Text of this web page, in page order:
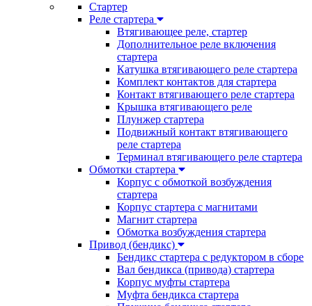
Стартер
Реле стартера
Втягивающее реле, стартер
Дополнительное реле включения
стартера
Катушка втягивающего реле стартера
Комплект контактов для стартера
Контакт втягивающего реле стартера
Крышка втягивающего реле
Плунжер стартера
Подвижный контакт втягивающего
реле стартера
Терминал втягивающего реле стартера
Обмотки стартера
Корпус с обмоткой возбуждения
стартера
Корпус стартера с магнитами
Магнит стартера
Обмотка возбуждения стартера
Привод (бендикс)
Бендикс стартера с редуктором в сборе
Вал бендикса (привода) стартера
Корпус муфты стартера
Муфта бендикса стартера